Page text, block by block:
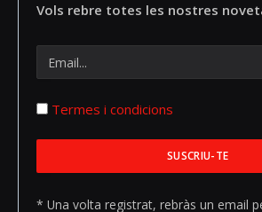
Vols rebre totes les nostres
Termes i condicions
* Una volta registrat, rebràs un email